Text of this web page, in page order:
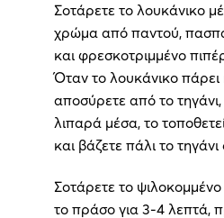
Σοτάρετε το λουκάνικο
χρώμα από παντού,
και φρεσκοτριμμένο
Όταν το λουκάνικο
αποσύρετε από το
λιπαρά μέσα, το
και βάζετε πάλι το
Σοτάρετε το ψιλοκομμένο
το πράσο για 3-4 λεπτά,